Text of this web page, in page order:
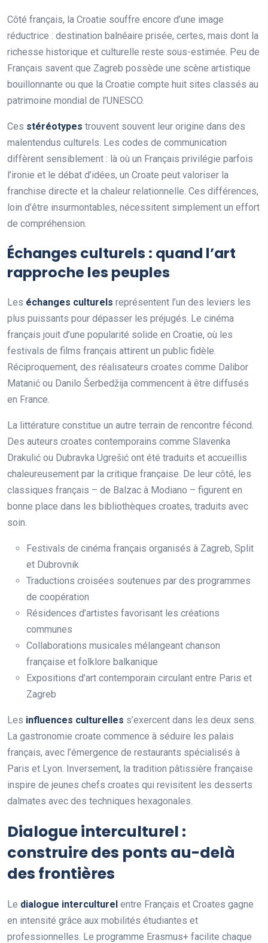
Côté français, la Croatie souffre encore d’une image
réductrice : destination balnéaire prisée, certes, mais dont la
richesse historique et culturelle reste sous-estimée. Peu de
Français savent que Zagreb possède une scène artistique
bouillonnante ou que la Croatie compte huit sites classés au
patrimoine mondial de l’UNESCO.
Ces stéréotypes trouvent souvent leur origine dans des
malentendus culturels. Les codes de communication
diffèrent sensiblement : là où un Français privilégie parfois
l’ironie et le débat d’idées, un Croate peut valoriser la
franchise directe et la chaleur relationnelle. Ces différences,
loin d’être insurmontables, nécessitent simplement un effort
de compréhension.
Échanges culturels : quand l’art
rapproche les peuples
Les échanges culturels représentent l’un des leviers les
plus puissants pour dépasser les préjugés. Le cinéma
français jouit d’une popularité solide en Croatie, où les
festivals de films français attirent un public fidèle.
Réciproquement, des réalisateurs croates comme Dalibor
Matanić ou Danilo Šerbedžija commencent à être diffusés
en France.
La littérature constitue un autre terrain de rencontre fécond.
Des auteurs croates contemporains comme Slavenka
Drakulić ou Dubravka Ugrešić ont été traduits et accueillis
chaleureusement par la critique française. De leur côté, les
classiques français – de Balzac à Modiano – figurent en
bonne place dans les bibliothèques croates, traduits avec
soin.
Festivals de cinéma français organisés à Zagreb, Split
et Dubrovnik
Traductions croisées soutenues par des programmes
de coopération
Résidences d’artistes favorisant les créations
communes
Collaborations musicales mélangeant chanson
française et folklore balkanique
Expositions d’art contemporain circulant entre Paris et
Zagreb
Les influences culturelles s’exercent dans les deux sens.
La gastronomie croate commence à séduire les palais
français, avec l’émergence de restaurants spécialisés à
Paris et Lyon. Inversement, la tradition pâtissière française
inspire de jeunes chefs croates qui revisitent les desserts
dalmates avec des techniques hexagonales.
Dialogue interculturel :
construire des ponts au-delà
des frontières
Le dialogue interculturel entre Français et Croates gagne
en intensité grâce aux mobilités étudiantes et
professionnelles. Le programme Erasmus+ facilite chaque